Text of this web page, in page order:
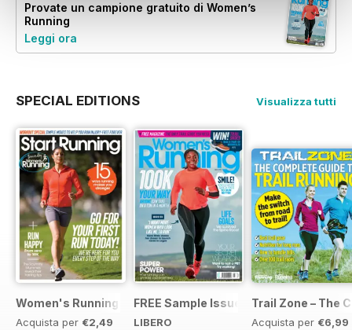
Provate un campione gratuito di Women’s
Running
Leggi ora
SPECIAL EDITIONS Visualizza tutti
Women's Running Presents... Start Running
Acquista per €2,49
FREE Sample Issue
LIBERO
Trail Zone – The
Acquista per €6,99